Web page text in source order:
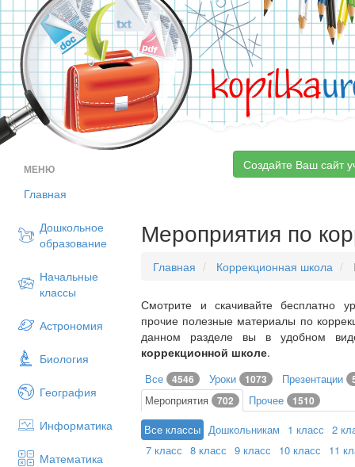
kopilka
МЕНЮ
Главная
Дошкольное
образование
Начальные
классы
Астрономия
Биология
География
Информатика
Математика
Создайте Ваш сайт
Мероприятия по
Главная Коррекционная школа
Смотрите и скачивайте бесплатно
прочие полезные материалы по
данном разделе вы в удобном
коррекционной школе.
Все 4546 Уроки 1073 Презентации
Мероприятия 702 Прочее 1510
Все классы Дошкольникам 1 класс 2
7 класс 8 класс 9 класс 10 класс 11